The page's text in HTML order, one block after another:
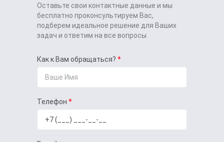
Оставьте свои контактные данные и мы
бесплатно проконсультируем Вас,
подберем идеальное решение для Ваших
задач и ответим на все вопросы
Как к Вам обращаться?
Телефон